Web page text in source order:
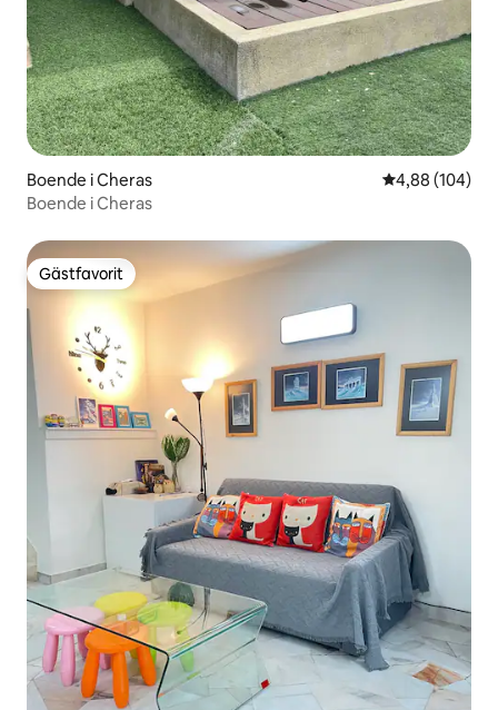
Boende i Cheras 4,88 av 5 i
4,88 (104)
Boende i Cheras
Gästfavorit
Gästfavorit